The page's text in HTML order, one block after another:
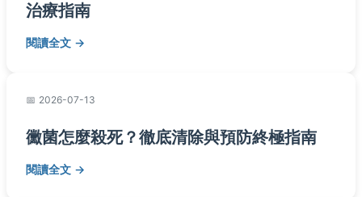
治療指南
閱讀全文
2026-07-13
黴菌怎麼殺死？徹底清除與預防終極指南
閱讀全文